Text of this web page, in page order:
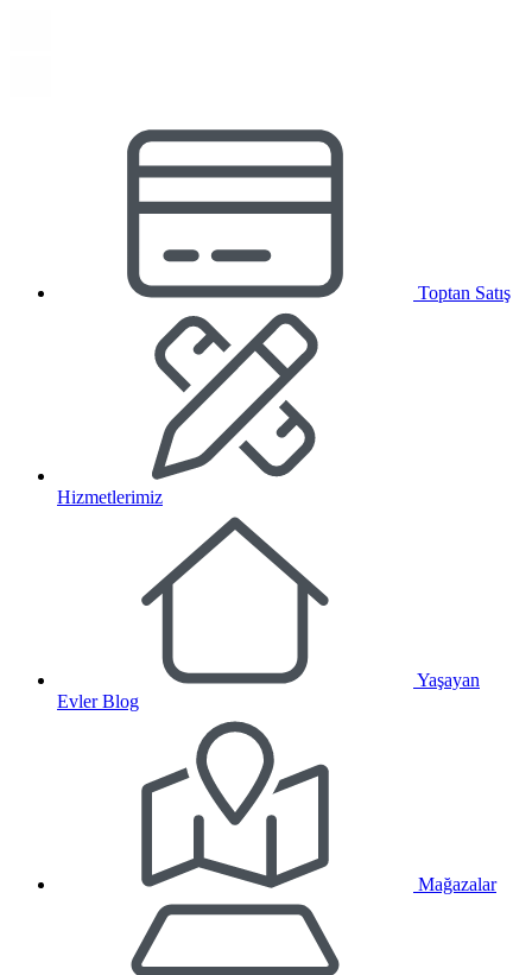
Toptan Satış
Hizmetlerimiz
Yaşayan
Evler Blog
Mağazalar